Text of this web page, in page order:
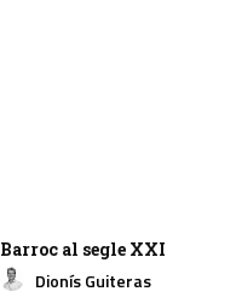
Barroc al segle XXI
Dionís Guiteras